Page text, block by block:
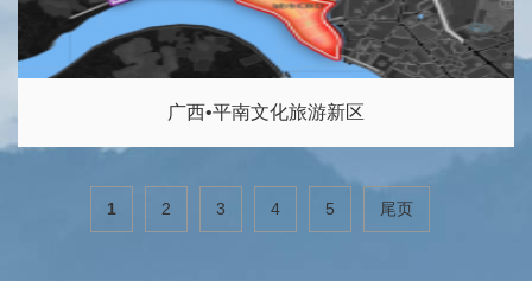
广西•平南文化旅游新区
1 2 3 4 5 尾页